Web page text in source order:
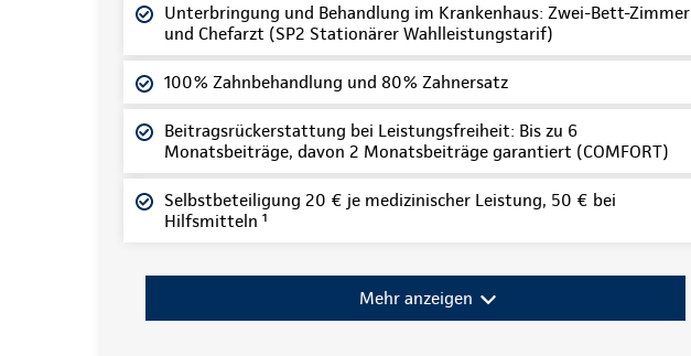
Unterbringung und Behandlung im Krankenhaus: Zwei-Bett-Zimmer
und Chefarzt (SP2 Stationärer Wahlleistungstarif)
100% Zahnbehandlung und 80% Zahnersatz
Beitragsrückerstattung bei Leistungsfreiheit: Bis zu 6
Monatsbeiträge, davon 2 Monatsbeiträge garantiert (COMFORT)
Selbstbeteiligung 20 € je medizinischer Leistung, 50 € bei
Hilfsmitteln ¹
Mehr anzeigen